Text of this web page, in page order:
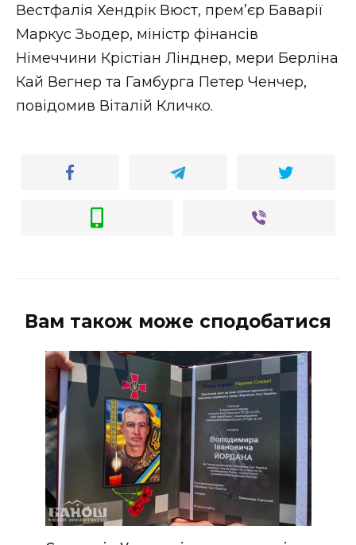
Вестфалія Хендрік Вюст, премʼєр Баварії
Маркус Зьодер, міністр фінансів
Німеччини Крістіан Лінднер, мери Берліна
Кай Вегнер та Гамбурга Петер Ченчер,
повідомив Віталій Кличко.
Вам також може сподобатися